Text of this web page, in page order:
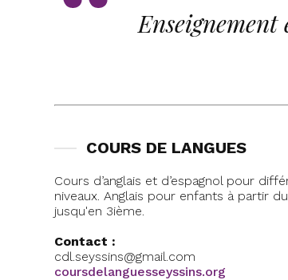
Enseignement
COURS DE LANGUES
Cours d’anglais et d’espagnol pour
niveaux. Anglais pour enfants à partir
jusqu'en 3ième.
Contact :
cdl.seyssins@gmail.com
coursdelanguesseyssins.org